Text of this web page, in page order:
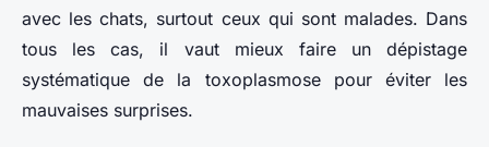
avec les chats, surtout ceux qui sont malades. Dans
tous les cas, il vaut mieux faire un dépistage
systématique de la toxoplasmose pour éviter les
mauvaises surprises.